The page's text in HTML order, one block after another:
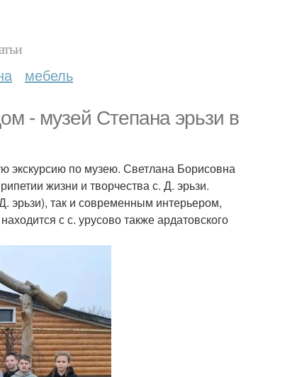
мебель
- музей Степана эрьзи в
экскурсию по музею. Светлана Борисовна
жизни и творчества с. Д. эрьзи.
эрьзи), так и современным интерьером,
с с. урусово также ардатовского